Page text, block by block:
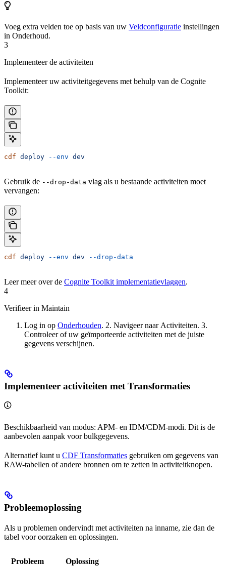
Voeg extra velden toe op basis van uw Veldconfiguratie instellingen
in Onderhoud.
3
Implementeer de activiteiten
Implementeer uw activiteitgegevens met behulp van de Cognite
Toolkit:
cdf deploy --env dev
Gebruik de --drop-data vlag als u bestaande activiteiten moet
vervangen:
cdf deploy --env dev --drop-data
Leer meer over de Cognite Toolkit implementatievlaggen.
4
Verifieer in Maintain
Log in op Onderhouden. 2. Navigeer naarActiviteiten. 3.
Controleer of uw geïmporteerde activiteiten met de juiste
gegevens verschijnen.
Implementeer activiteiten met Transformaties
Beschikbaarheid van modus: APM- en IDM/CDM-modi. Dit is de
aanbevolen aanpak voor bulkgegevens.
Alternatief kunt u CDF Transformaties gebruiken om gegevens van
RAW-tabellen of andere bronnen om te zetten in activiteitknopen.
Probleemoplossing
Als u problemen ondervindt met activiteiten na inname, zie dan de
tabel voor oorzaken en oplossingen.
Probleem Oplossing